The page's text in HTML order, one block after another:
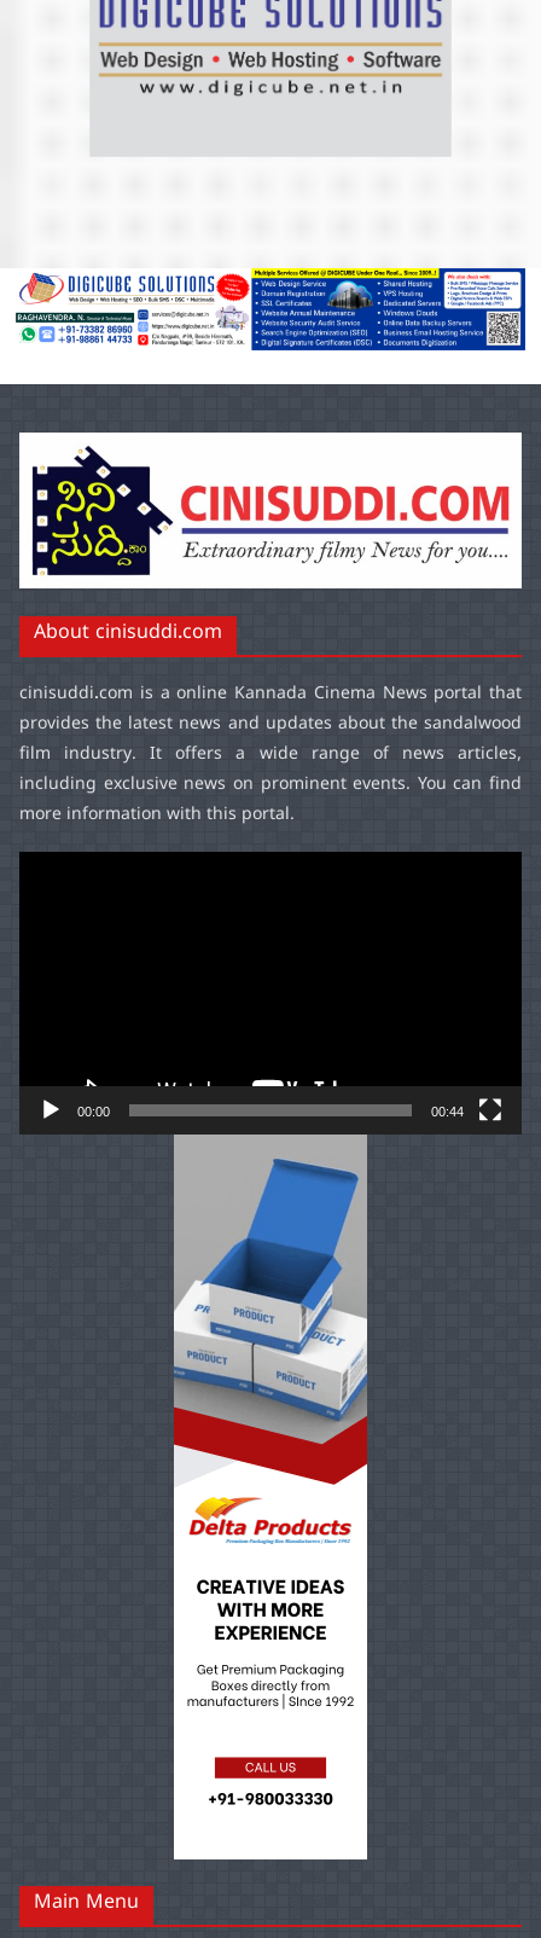
About cinisuddi.com
cinisuddi.com is a online Kannada Cinema News portal that
provides the latest news and updates about the sandalwood
film industry. It offers a wide range of news articles,
including exclusive news on prominent events. You can find
more information with this portal.
00:00 00:44
Main Menu